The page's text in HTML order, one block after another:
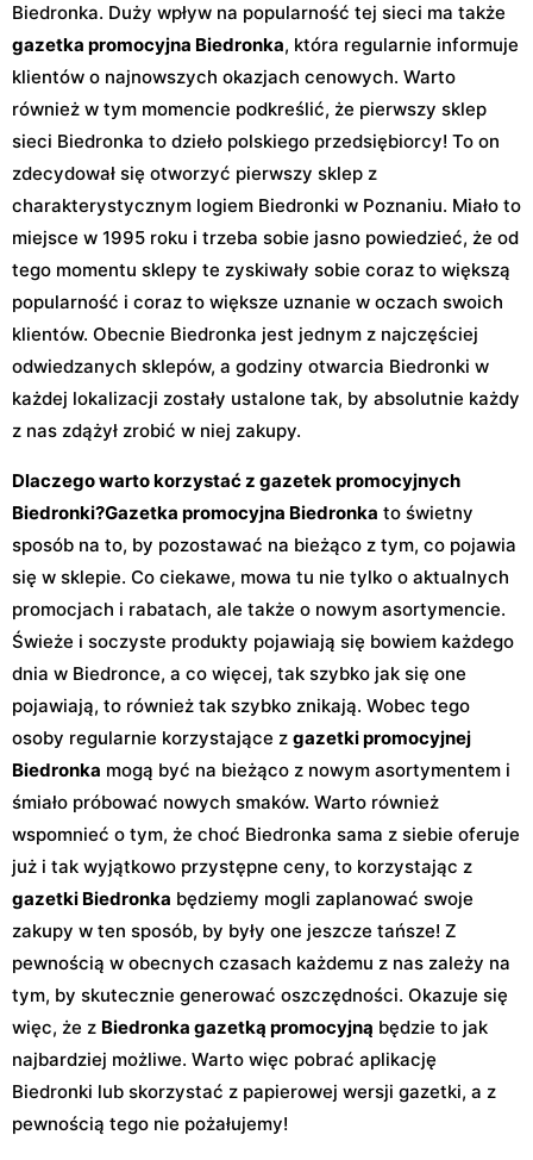
Biedronka. Duży wpływ na popularność tej sieci ma także
gazetka promocyjna Biedronka, która regularnie informuje
klientów o najnowszych okazjach cenowych. Warto
również w tym momencie podkreślić, że pierwszy sklep
sieci Biedronka to dzieło polskiego przedsiębiorcy! To on
zdecydował się otworzyć pierwszy sklep z
charakterystycznym logiem Biedronki w Poznaniu. Miało to
miejsce w 1995 roku i trzeba sobie jasno powiedzieć, że od
tego momentu sklepy te zyskiwały sobie coraz to większą
popularność i coraz to większe uznanie w oczach swoich
klientów. Obecnie Biedronka jest jednym z najczęściej
odwiedzanych sklepów, a godziny otwarcia Biedronki w
każdej lokalizacji zostały ustalone tak, by absolutnie każdy
z nas zdążył zrobić w niej zakupy.
Dlaczego warto korzystać z gazetek promocyjnych
Biedronki?Gazetka promocyjna Biedronka to świetny
sposób na to, by pozostawać na bieżąco z tym, co pojawia
się w sklepie. Co ciekawe, mowa tu nie tylko o aktualnych
promocjach i rabatach, ale także o nowym asortymencie.
Świeże i soczyste produkty pojawiają się bowiem każdego
dnia w Biedronce, a co więcej, tak szybko jak się one
pojawiają, to również tak szybko znikają. Wobec tego
osoby regularnie korzystające z gazetki promocyjnej
Biedronka mogą być na bieżąco z nowym asortymentem i
śmiało próbować nowych smaków. Warto również
wspomnieć o tym, że choć Biedronka sama z siebie oferuje
już i tak wyjątkowo przystępne ceny, to korzystając z
gazetki Biedronka będziemy mogli zaplanować swoje
zakupy w ten sposób, by były one jeszcze tańsze! Z
pewnością w obecnych czasach każdemu z nas zależy na
tym, by skutecznie generować oszczędności. Okazuje się
więc, że z Biedronka gazetką promocyjną będzie to jak
najbardziej możliwe. Warto więc pobrać aplikację
Biedronki lub skorzystać z papierowej wersji gazetki, a z
pewnością tego nie pożałujemy!